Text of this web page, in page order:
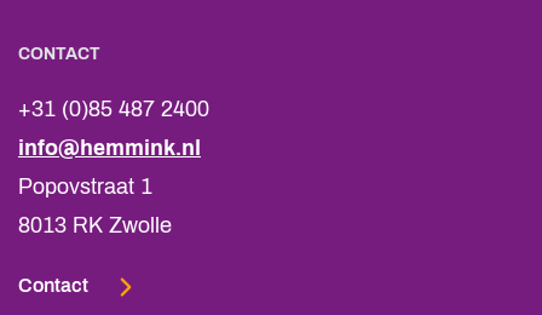
CONTACT
+31 (0)85 487 2400
info@hemmink.nl
Popovstraat 1
8013 RK Zwolle
Contact